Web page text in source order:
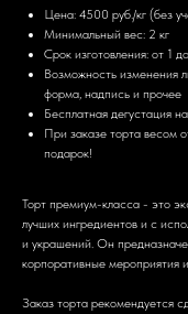
Цена: 4500 руб./кг (без
Минимальный вес: 2 кг
Срок изготовления: от 1
Возможность изменения
форма, надпись и прочее
Бесплатная дегустация
При заказе торта весом
подарок!
Торт премиум-класса - это
лучших ингредиентов и с
и украшений. Он
корпоративные мероприятия
Заказ торта рекомендуется